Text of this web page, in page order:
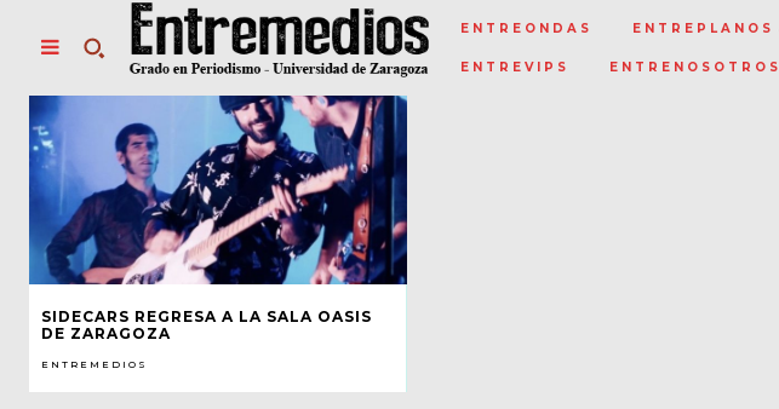
ENTREONDAS ENTREPLANOS
ENTREVIPS ENTRENOSOTROS
SIDECARS REGRESA A LA SALA OASIS
DE ZARAGOZA
ENTREMEDIOS